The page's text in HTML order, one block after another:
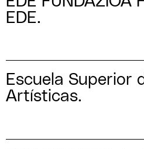
EDE.
Escuela Superior
Artísticas.